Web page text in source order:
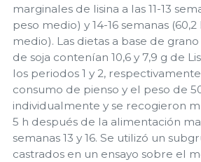
marginales de lisina a las 11-13
peso medio) y 14-16 semanas
medio). Las dietas a base de
de soja contenían 10,6 y 7,9 g de
los periodos 1 y 2,
consumo de pienso y el peso de
individualmente y se recogieron
5 h después de la alimentación
semanas 13 y 16. Se utilizó un
castrados en un ensayo sobre el